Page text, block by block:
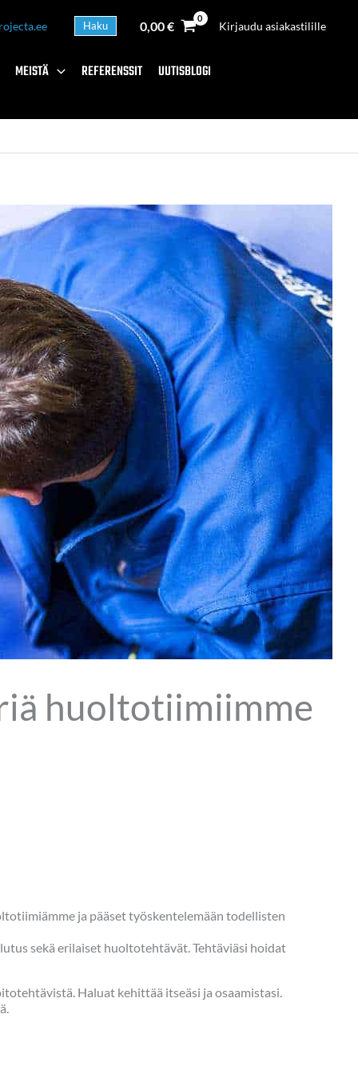
Haku 0,00€ Kirjaudu asiakastilille
MEISTÄ REFERENSSIT UUTISBLOGI
huoltotiimiimme
ja pääset työskentelemään todellisten
sekä erilaiset huoltotehtävät. Tehtäviäsi hoidat
Haluat kehittää itseäsi ja osaamistasi.